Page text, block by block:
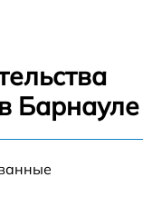
Барнауле